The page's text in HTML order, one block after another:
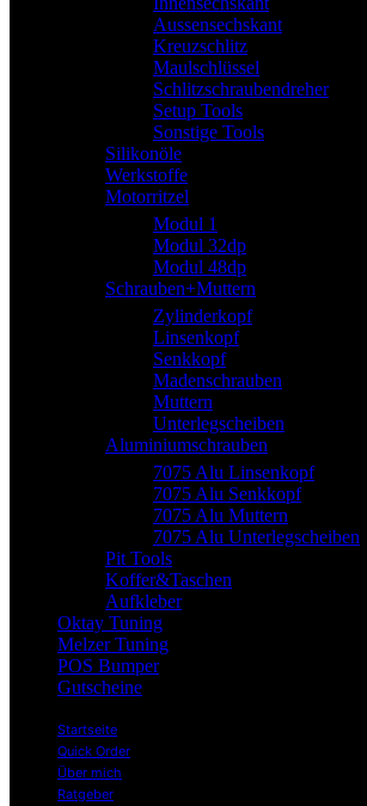
Aussensechskant
Kreuzschlitz
Maulschlüssel
Schlitzschraubendreher
Setup Tools
Sonstige Tools
Silikonöle
Werkstoffe
Motorritzel
Modul 1
Modul 32dp
Modul 48dp
Schrauben+Muttern
Zylinderkopf
Linsenkopf
Senkkopf
Madenschrauben
Muttern
Unterlegscheiben
Aluminiumschrauben
7075 Alu Linsenkopf
7075 Alu Senkkopf
7075 Alu Muttern
7075 Alu Unterlegscheiben
Pit Tools
Koffer&Taschen
Aufkleber
Oktay Tuning
Melzer Tuning
POS Bumper
Gutscheine
Startseite
Quick Order
Über mich
Ratgeber